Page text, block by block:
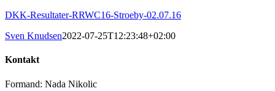
DKK-Resultater-RRWC16-Stroeby-02.07.16
Sven Knudsen2022-07-25T12:23:48+02:00
Kontakt
Formand: Nada Nikolic